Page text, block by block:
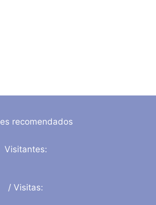
recomendados
Visitantes:
/ Visitas: